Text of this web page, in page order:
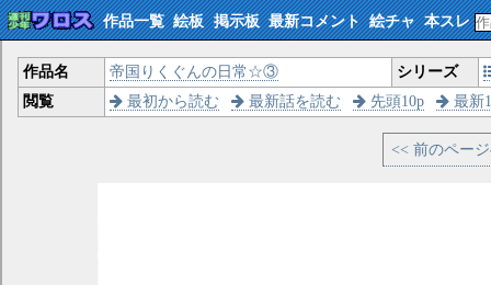
作品一覧 絵板 掲示板 最新コメント 絵チャ 本スレ
作品名 帝国りくぐんの日常☆③
シリーズ
閲覧
最初から読む 最新話を読む 先頭10p 最新
<< 前のペー